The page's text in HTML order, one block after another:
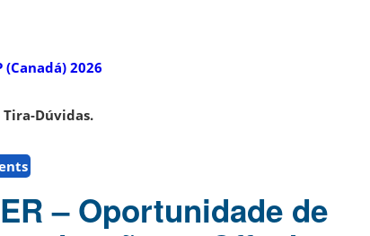
(Canadá) 2026
Dúvidas.
– Oportunidade de